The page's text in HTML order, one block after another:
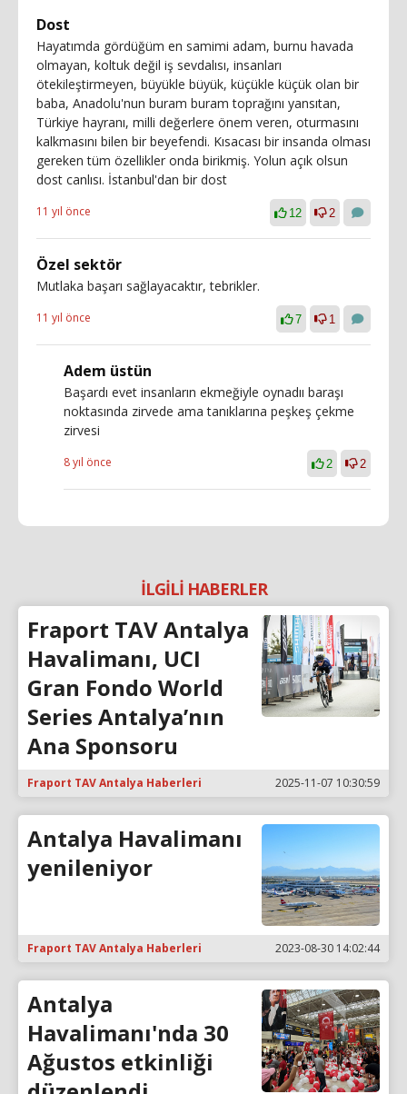
Dost
Hayatımda gördüğüm en samimi adam, burnu havada
olmayan, koltuk değil iş sevdalısı, insanları
ötekileştirmeyen, büyükle büyük, küçükle küçük olan bir
baba, Anadolu'nun buram buram toprağını yansıtan,
Türkiye hayranı, milli değerlere önem veren, oturmasını
kalkmasını bilen bir beyefendi. Kısacası bir insanda olması
gereken tüm özellikler onda birikmiş. Yolun açık olsun
dost canlısı. İstanbul'dan bir dost
11 yıl önce 12 2
Özel sektör
Mutlaka başarı sağlayacaktır, tebrikler.
11 yıl önce 7 1
Adem üstün
Başardı evet insanların ekmeğiyle oynadıı baraşı
noktasında zirvede ama tanıklarına peşkeş çekme
zirvesi
8 yıl önce 2 2
İLGİLİ HABERLER
Fraport TAV Antalya
Havalimanı, UCI
Gran Fondo World
Series Antalya’nın
Ana Sponsoru
Fraport TAV Antalya Haberleri 2025-11-07 10:30:59
Antalya Havalimanı
yenileniyor
Fraport TAV Antalya Haberleri 2023-08-30 14:02:44
Antalya
Havalimanı'nda 30
Ağustos etkinliği